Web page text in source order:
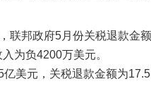
联邦政府5月份关税退款金
为负4200万美元。
美元，关税退款金额为